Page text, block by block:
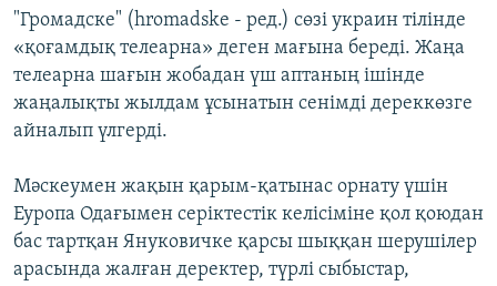
"Громадске" (hromadske - ред.) сөзі украин тілінде
«қоғамдық телеарна» деген мағына береді. Жаңа
телеарна шағын жобадан үш аптаның ішінде
жаңалықты жылдам ұсынатын сенімді дереккөзге
айналып үлгерді.
Мәскеумен жақын қарым-қатынас орнату үшін
Еуропа Одағымен серіктестік келісіміне қол қоюдан
бас тартқан Януковичке қарсы шыққан шерушілер
арасында жалған деректер, түрлі сыбыстар,